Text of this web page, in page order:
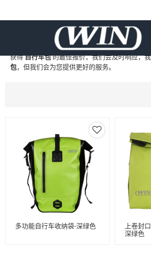
自行车包的专业中国制造商和供应商，
工厂、自有品牌自行车包和自行车包代工
获得自行车包的最佳报价，我们会及时响应，
包，但我们会为您提供更好的服务。
多功能自行车收纳袋-深绿色
上卷封
深绿色